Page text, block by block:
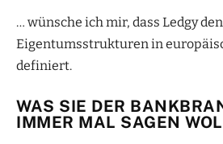
… wünsche ich mir, dass Ledgy
Eigentumsstrukturen in
definiert.
WAS SIE DER
IMMER MAL SAGEN